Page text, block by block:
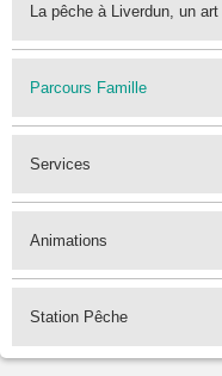
La pêche à Liverdun, un
Parcours Famille
Services
Animations
Station Pêche